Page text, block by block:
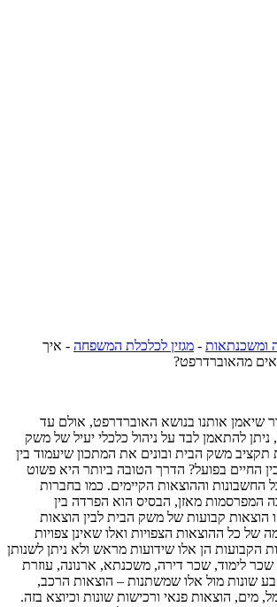
ומשכנתאות - מגזין לכלכלת המשפחה - איך
מהאוברדרפט?
שיאמן אותנו בנושא האוברדרפט, אולם עד
להתאמן לבד על ניהול כלכלי יעיל של משק
משק הבית ובונים את המתכון שיעמוד בין
החיים בפועל? הדרך הטובה ביותר היא פשוט
החשבונות וההוצאות הקיימים. כמו בחברות
המפרסמות מאזן, הבסיס הוא הפרדה בין
הוצאות קבועות של משק הבית לבין הוצאות
של כל ההוצאות הצפויות ואלו שאינן צפויות
הקבועות הן אלו שידועות מראש ולא ניתן לשנותן
לימוד, שכר דירה, משכנתא, ארנונה, עוזרת
שונות מול אלו שמשתנות – הוצאות הרכב,
מים, הוצאות פנאי ורכישות שונות וכיוצא בזה.